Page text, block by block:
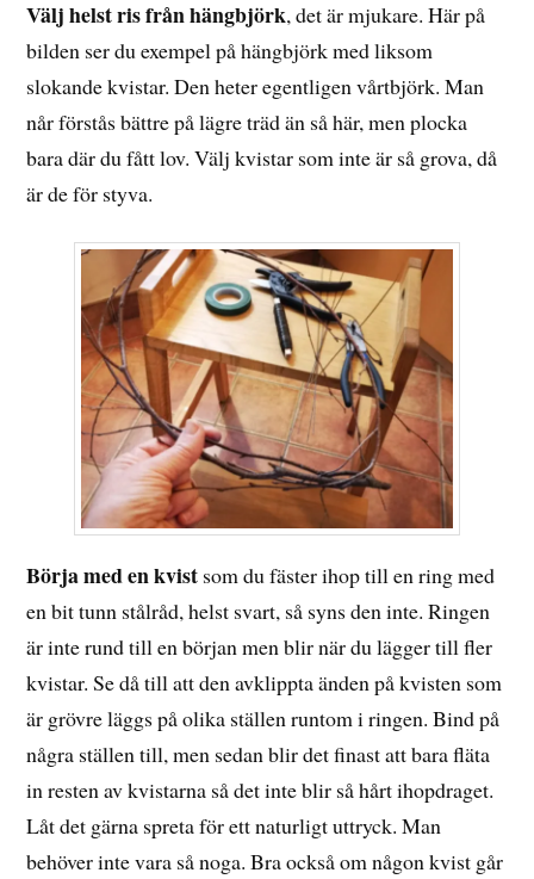
Välj helst ris från hängbjörk, det är mjukare. Här på
bilden ser du exempel på hängbjörk med liksom
slokande kvistar. Den heter egentligen vårtbjörk. Man
når förstås bättre på lägre träd än så här, men plocka
bara där du fått lov. Välj kvistar som inte är så grova, då
är de för styva.
Börja med en kvist som du fäster ihop till en ring med
en bit tunn stålråd, helst svart, så syns den inte. Ringen
är inte rund till en början men blir när du lägger till fler
kvistar. Se då till att den avklippta änden på kvisten som
är grövre läggs på olika ställen runtom i ringen. Bind på
några ställen till, men sedan blir det finast att bara fläta
in resten av kvistarna så det inte blir så hårt ihopdraget.
Låt det gärna spreta för ett naturligt uttryck. Man
behöver inte vara så noga. Bra också om någon kvist går